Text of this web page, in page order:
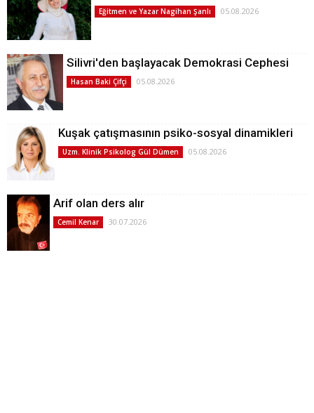
Eğitmen ve Yazar Nagihan Şanlı 05.08.2026
Silivri'den başlayacak Demokrasi Cephesi
Hasan Baki Çifçi 05.08.2026
Kuşak çatışmasının psiko-sosyal dinamikleri
Uzm. Klinik Psikolog Gül Dümen 05.08.2026
Arif olan ders alır
Cemil Kenar 30.07.2026